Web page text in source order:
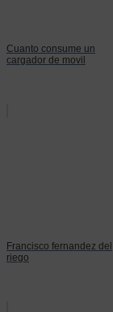
Cuanto consume un
cargador de movil
Francisco fernandez del
riego